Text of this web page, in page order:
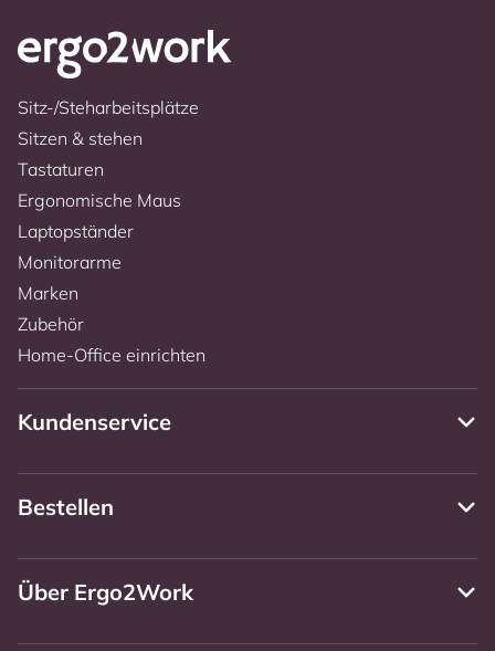
Sitz-/Steharbeitsplätze
Sitzen & stehen
Tastaturen
Ergonomische Maus
Laptopständer
Monitorarme
Marken
Zubehör
Home-Office einrichten
Kundenservice
Bestellen
Über Ergo2Work